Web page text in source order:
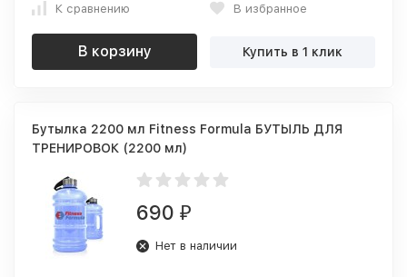
К сравнению В избранное
В корзину Купить в 1 клик
Бутылка 2200 мл Fitness Formula БУТЫЛЬ ДЛЯ
ТРЕНИРОВОК (2200 мл)
690 ₽
Нет в наличии